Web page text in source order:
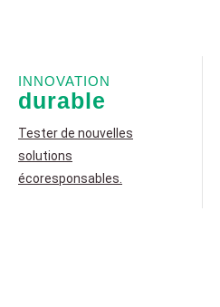
INNOVATION
durable
Tester de nouvelles
solutions
écoresponsables.